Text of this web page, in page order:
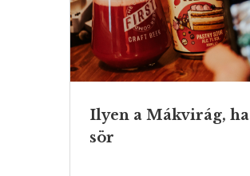
Ilyen a Mákvirág, ha
sör